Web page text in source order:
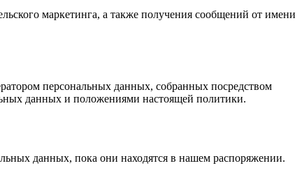
маркетинга, а также получения сообщений от имени
персональных данных, собранных посредством
данных и положениями настоящей политики.
данных, пока они находятся в нашем распоряжении.